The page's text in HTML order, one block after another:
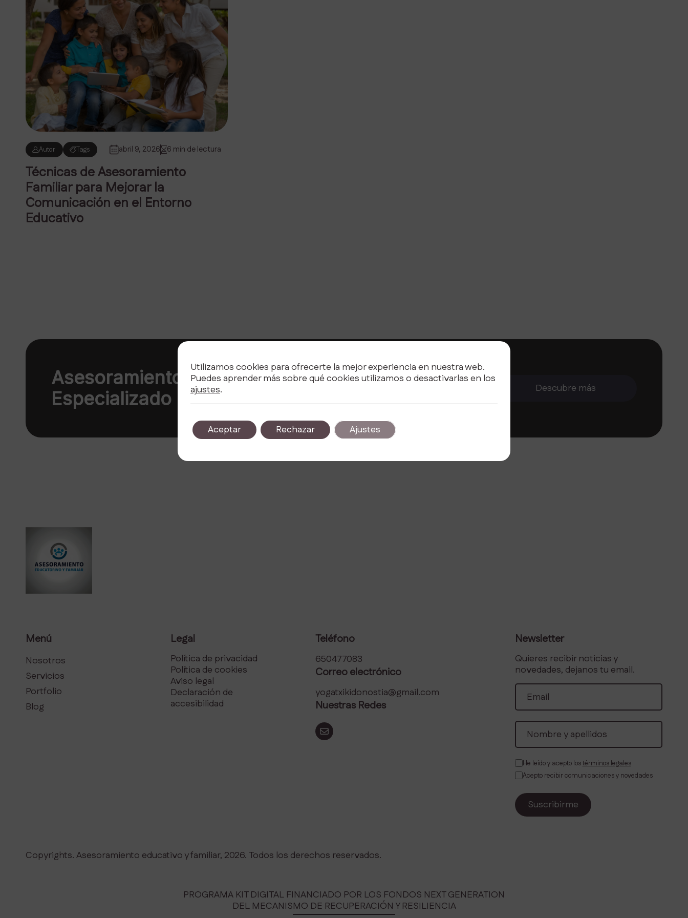
Autor Tags abril 9, 2026 6 min de lectura
Técnicas de Asesoramiento
Familiar para Mejorar la
Comunicación en el Entorno
Educativo
Asesoramiento
Especializado
Ofrecemos consultoría personalizada en educación y
Descubre más
Menú
Nosotros
Servicios
Portfolio
Blog
Legal
Política de privacidad
Política de cookies
Aviso legal
Declaración de
accesibilidad
Teléfono
650477083
Correo electrónico
yogatxikidonostia@gmail.com
Nuestras Redes
Newsletter
Quieres recibir noticias y
novedades, dejanos tu email.
He leído y acepto lostérminos legales
Acepto recibir comunicaciones y novedades
Copyrights. Asesoramiento educativo y familiar, 2026. Todos los derechos reservados.
PROGRAMA KIT DIGITAL FINANCIADO POR LOS FONDOS NEXT GENERATION
DEL MECANISMO DE RECUPERACIÓN Y RESILIENCIA
Utilizamos cookies para ofrecerte la mejor experiencia en nuestra web.
Puedes aprender más sobre qué cookies utilizamos o desactivarlas en los
ajustes.
Aceptar Rechazar Ajustes